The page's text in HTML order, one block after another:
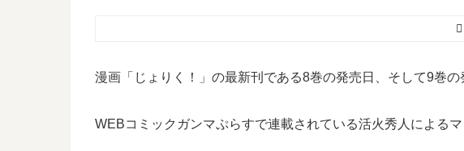
漫画「じょりく！」の最新刊である8巻の発売日、そして9巻の
WEBコミックガンマぷらすで連載されている活火秀人による